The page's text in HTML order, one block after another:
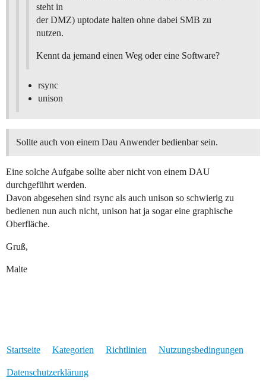
steht in
der DMZ) uptodate halten ohne dabei SMB zu
nutzen.
Kennt da jemand einen Weg oder eine Software?
rsync
unison
Sollte auch von einem Dau Anwender bedienbar sein.
Eine solche Aufgabe sollte aber nicht von einem DAU
durchgeführt werden.
Davon abgesehen sind rsync als auch unison so schwierig zu
bedienen nun auch nicht, unison hat ja sogar eine graphische
Oberfläche.
Gruß,
Malte
Startseite Kategorien Richtlinien Nutzungsbedingungen
Datenschutzerklärung